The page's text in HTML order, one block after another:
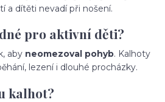
a dítěti nevadí při nošení.
pro aktivní děti?
aby neomezoval pohyb. Kalhoty
lezení i dlouhé procházky.
kalhot?